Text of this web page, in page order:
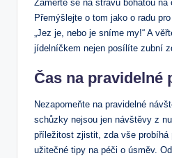
Zaměřte se na stravu bohatou na
Přemýšlejte o tom jako o radu
„Jez je, nebo je sníme my!“ A
jídelníčkem nejen posílíte zubní
Čas na pravidelné
Nezapomeňte na pravidelné
schůzky nejsou jen návštěvy z
příležitost zjistit, zda vše probíhá
užitečné tipy na péči o úsměv.